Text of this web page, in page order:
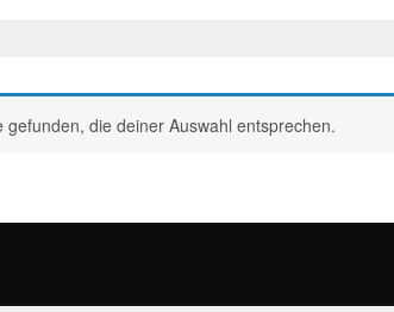
gefunden, die deiner Auswahl entsprechen.